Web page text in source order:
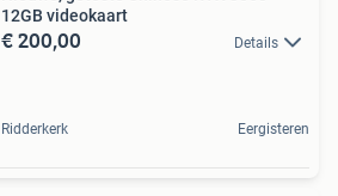
12GB videokaart
€ 200,00 Details
Ridderkerk Eergisteren